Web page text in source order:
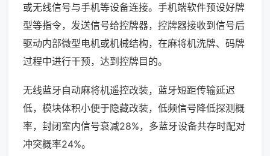
或无线信号与手机等设备连接。手机端软件预设好牌
型等指令，发送信号给控牌器，控牌器接收到信号后
驱动内部微型电机或机械结构，在麻将机洗牌、码牌
过程中进行干预，达到控牌目的。
无线蓝牙自动麻将机遥控改装，蓝牙短距传输延迟
低，模块体积小便于隐藏改装，低频信号降低探测概
率，封闭室内信号衰减28%，多蓝牙设备共存时配对
冲突概率24%。